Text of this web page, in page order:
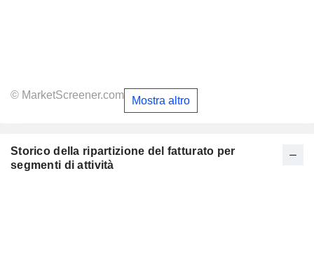
© MarketScreener.com Mostra altro
Storico della ripartizione del fatturato per
segmenti di attività